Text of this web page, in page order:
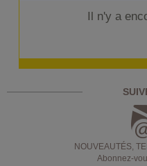
Il n'y a
NOUVEAUTÉS,
Abonnez-